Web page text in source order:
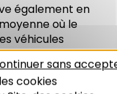
également en
où le
véhicules
inférieure à
de
trois
cookies
sans